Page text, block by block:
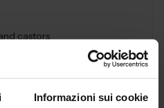
Informazioni sui cookie
castors
G41
ai preferiti